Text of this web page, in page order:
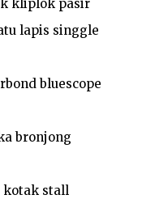
kliplok pasir
lapis singgle
bluescope
bronjong
kotak stall